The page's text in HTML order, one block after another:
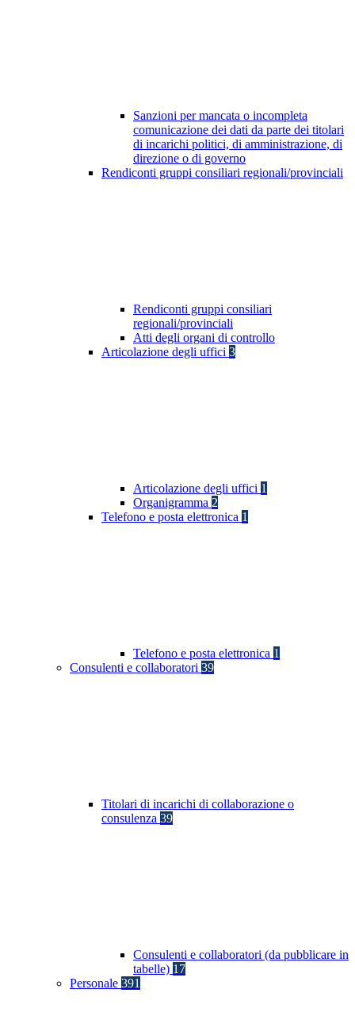
Sanzioni per mancata o incompleta
comunicazione dei dati da parte dei titolari
di incarichi politici, di amministrazione, di
direzione o di governo
Rendiconti gruppi consiliari regionali/provinciali
Rendiconti gruppi consiliari
regionali/provinciali
Atti degli organi di controllo
Articolazione degli uffici 3
Articolazione degli uffici 1
Organigramma 2
Telefono e posta elettronica 1
Telefono e posta elettronica 1
Consulenti e collaboratori 39
Titolari di incarichi di collaborazione o
consulenza 39
Consulenti e collaboratori (da pubblicare in
tabelle) 17
Personale 391